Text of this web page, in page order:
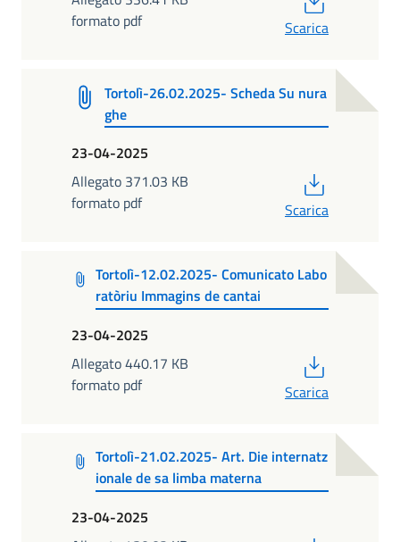
formato pdf
Scarica
Tortolì-26.02.2025- Scheda Su nura
ghe
23-04-2025
Allegato 371.03 KB
formato pdf
Scarica
Tortolì-12.02.2025- Comunicato Labo
ratòriu Immagins de cantai
23-04-2025
Allegato 440.17 KB
formato pdf
Scarica
Tortolì-21.02.2025- Art. Die internatz
ionale de sa limba materna
23-04-2025